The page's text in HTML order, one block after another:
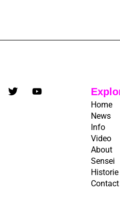
Home
News
Info
Video
About
Sensei
Historie
Contact